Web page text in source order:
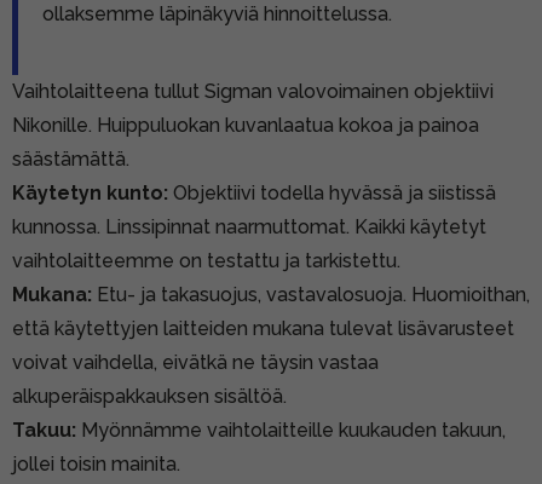
ollaksemme läpinäkyviä hinnoittelussa.
Vaihtolaitteena tullut Sigman valovoimainen objektiivi
Nikonille. Huippuluokan kuvanlaatua kokoa ja painoa
säästämättä.
Käytetyn kunto: Objektiivi todella hyvässä ja siistissä
kunnossa. Linssipinnat naarmuttomat. Kaikki käytetyt
vaihtolaitteemme on testattu ja tarkistettu.
Mukana: Etu- ja takasuojus, vastavalosuoja. Huomioithan,
että käytettyjen laitteiden mukana tulevat lisävarusteet
voivat vaihdella, eivätkä ne täysin vastaa
alkuperäispakkauksen sisältöä.
Takuu: Myönnämme vaihtolaitteille kuukauden takuun,
jollei toisin mainita.